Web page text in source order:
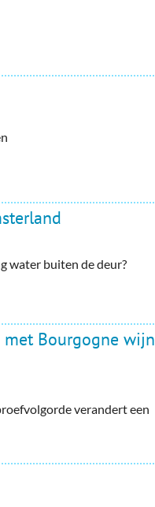
water buiten de deur?
Bourgogne wijn
verandert een